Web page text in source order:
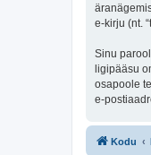
e-kirju (nt.
Sinu
ligipääsu
osapoole
e-
Kodu